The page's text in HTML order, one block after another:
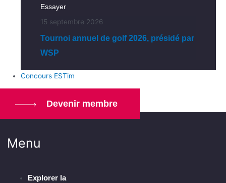
Essayer
15 septembre 2026
Tournoi annuel de golf 2026, présidé par
WSP
Concours ESTim
Devenir membre
Menu
Explorer la